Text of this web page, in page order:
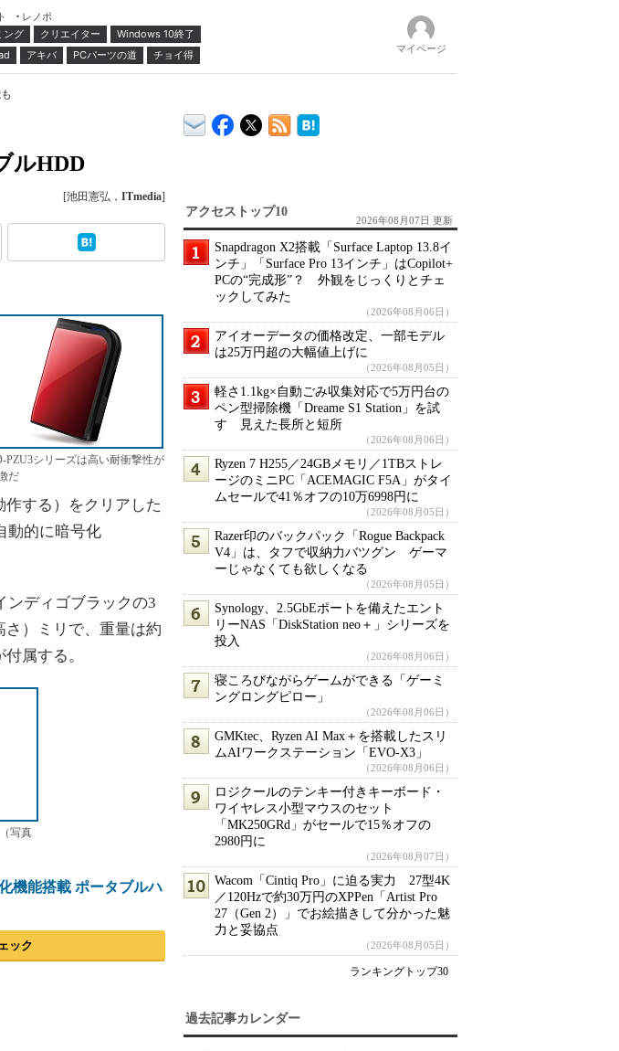
レノボ
ング クリエイター
Windows 10終了
アキバ PCパーツの道 チョイ得 マイページ
ルHDD
[池田憲弘， ITmedia]
PZU3シリーズは高い耐衝撃性が
だ
作する）をクリアした
動的に暗号化
ディゴブラックの3
）ミリで、重量は約
属する。
写真
機能搭載 ポータブルハ
ック
アクセストップ10
2026年08月07日 更新
Snapdragon X2搭載「Surface Laptop 13.8イ
ンチ」「Surface Pro 13インチ」はCopilot+
PCの“完成形”？ 外観をじっくりとチェ
ックしてみた
（2026年08月06日）
アイオーデータの価格改定、一部モデル
は25万円超の大幅値上げに
（2026年08月05日）
軽さ1.1kg×自動ごみ収集対応で5万円台の
ペン型掃除機「Dreame S1 Station」を試
す 見えた長所と短所
（2026年08月06日）
Ryzen 7 H255／24GBメモリ／1TBストレ
ージのミニPC「ACEMAGIC F5A」がタイ
ムセールで41％オフの10万6998円に
（2026年08月05日）
Razer印のバックパック「Rogue Backpack
V4」は、タフで収納力バツグン ゲーマ
ーじゃなくても欲しくなる
（2026年08月05日）
Synology、2.5GbEポートを備えたエント
リーNAS「DiskStation neo＋」シリーズを
投入
（2026年08月06日）
寝ころびながらゲームができる「ゲーミ
ングロングピロー」
（2026年08月06日）
GMKtec、Ryzen AI Max＋を搭載したスリ
ムAIワークステーション「EVO-X3」
（2026年08月06日）
ロジクールのテンキー付きキーボード・
ワイヤレス小型マウスのセット
「MK250GRd」がセールで15％オフの
2980円に
（2026年08月07日）
Wacom「Cintiq Pro」に迫る実力 27型4K
／120Hzで約30万円のXPPen「Artist Pro
27（Gen 2）」でお絵描きして分かった魅
力と妥協点
（2026年08月05日）
ランキングトップ30
過去記事カレンダー